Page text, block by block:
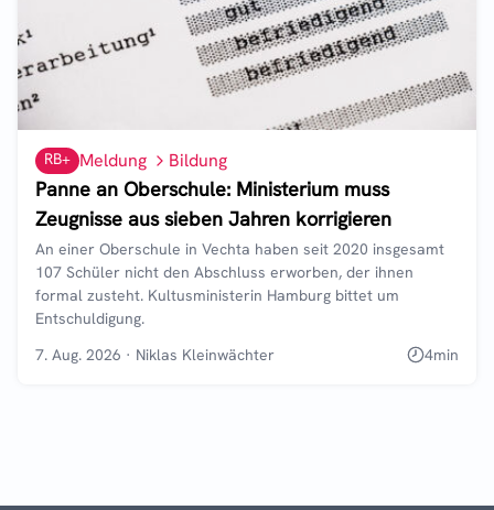
RB+ Meldung Bildung
Panne an Oberschule: Ministerium muss
Zeugnisse aus sieben Jahren korrigieren
An einer Oberschule in Vechta haben seit 2020 insgesamt
107 Schüler nicht den Abschluss erworben, der ihnen
formal zusteht. Kultusministerin Hamburg bittet um
Entschuldigung.
7. Aug. 2026 · Niklas Kleinwächter 4min